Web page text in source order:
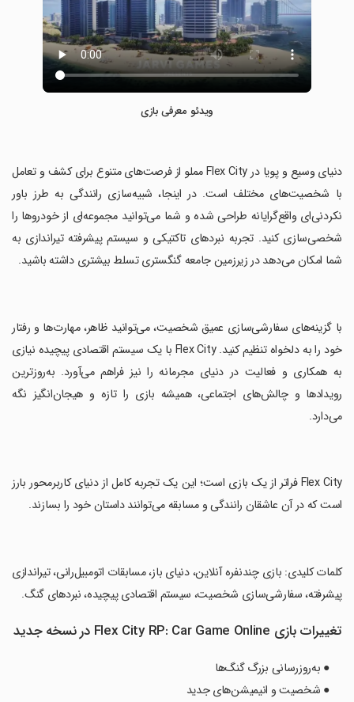
ویدئو معرفی بازی
‏دنیای وسیع و پویا در Flex City مملو از فرصت‌های متنوع برای کشف و تعامل
با شخصیت‌های مختلف است. در اینجا، شبیه‌سازی رانندگی به طرز باور
نکردنی‌ای واقع‌گرایانه طراحی شده و شما می‌توانید مجموعه‌ای از خودروها را
شخصی‌سازی کنید. تجربه نبردهای تاکتیکی و سیستم پیشرفته تیراندازی به
شما امکان می‌دهد در زیرزمین جامعه گنگستری تسلط بیشتری داشته باشید.
‏با گزینه‌های سفارشی‌سازی عمیق شخصیت، می‌توانید ظاهر، مهارت‌ها و رفتار
خود را به دلخواه تنظیم کنید. Flex City با یک سیستم اقتصادی پیچیده نیازی
به همکاری و فعالیت در دنیای مجرمانه را نیز فراهم می‌آورد. به‌روزترین
رویدادها و چالش‌های اجتماعی، همیشه بازی را تازه و هیجان‌انگیز نگه
می‌دارد.
‏Flex City فراتر از یک بازی است؛ این یک تجربه کامل از دنیای کاربرمحور بارز
است که در آن عاشقان رانندگی و مسابقه می‌توانند داستان خود را بسازند.
‏کلمات کلیدی: بازی چندنفره آنلاین، دنیای باز، مسابقات اتومبیل‌رانی، تیراندازی
پیشرفته، سفارشی‌سازی شخصیت، سیستم اقتصادی پیچیده، نبردهای گنگ.
تغییرات بازی Flex City RP: Car Game Online در نسخه جدید
● به‌روزرسانی بزرگ گنگ‌ها
● شخصیت و انیمیشن‌های جدید